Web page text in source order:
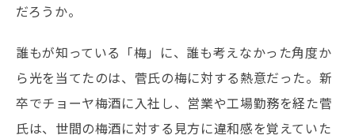
だろうか。
誰もが知っている「梅」に、誰も考えなかった角度か
ら光を当てたのは、菅氏の梅に対する熱意だった。新
卒でチョーヤ梅酒に入社し、営業や工場勤務を経た菅
氏は、世間の梅酒に対する見方に違和感を覚えていた